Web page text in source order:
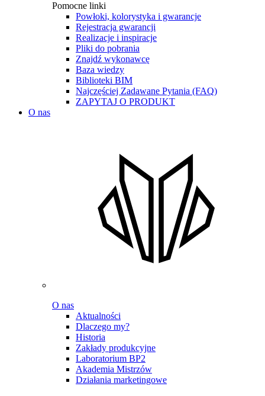
Pomocne linki
Powłoki, kolorystyka i gwarancje
Rejestracja gwarancji
Realizacje i inspiracje
Pliki do pobrania
Znajdź wykonawcę
Baza wiedzy
Biblioteki BIM
Najczęściej Zadawane Pytania (FAQ)
ZAPYTAJ O PRODUKT
O nas
O nas
Aktualności
Dlaczego my?
Historia
Zakłady produkcyjne
Laboratorium BP2
Akademia Mistrzów
Działania marketingowe